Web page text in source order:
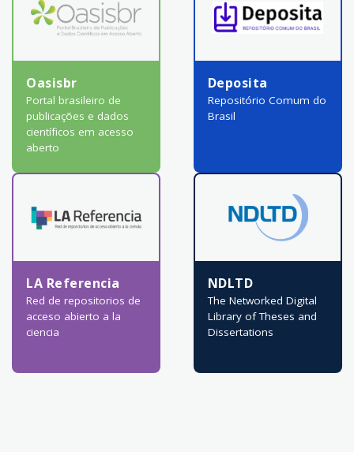
Oasisbr
Portal brasileiro de
publicações e dados
científicos em acesso
aberto
Deposita
Repositório Comum do
Brasil
LA Referencia
Red de repositorios de
acceso abierto a la
ciencia
NDLTD
The Networked Digital
Library of Theses and
Dissertations